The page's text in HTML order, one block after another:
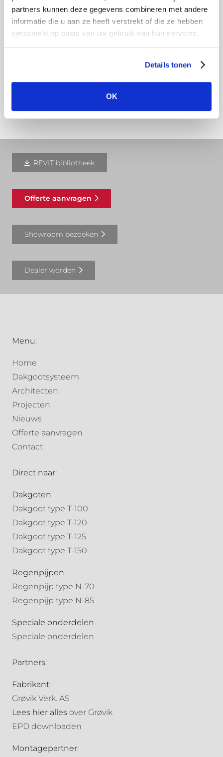
partners kunnen deze gegevens combineren met andere
informatie die u aan ze heeft verstrekt of die ze hebben
verzameld op basis van uw gebruik van hun services.
Details tonen
OK
schoonmaken, dan verwijderd u namelijk de
beschermlaag van het aluminium. Door
natuurlijke oxidatie en het blootstellen aan de
REVIT bibliotheek
Offerte aanvragen
Showroom bezoeken
Dealer worden
Menu:
Home
Dakgootsysteem
Architecten
Projecten
Nieuws
Offerte aanvragen
Contact
Direct naar:
Dakgoten
Dakgoot type T-100
Dakgoot type T-120
Dakgoot type T-125
Dakgoot type T-150
Regenpijpen
Regenpijp type N-70
Regenpijp type N-85
Speciale onderdelen
Speciale onderdelen
Partners:
Fabrikant:
Grøvik Verk. AS
Lees hier alles over Grøvik
EPD downloaden
Montagepartner: